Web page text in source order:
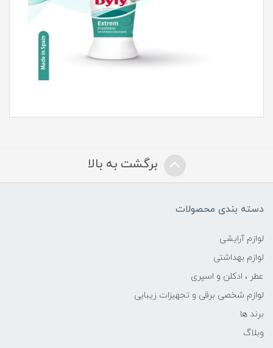
برگشت به بالا
دسته بندی محصولات
لوازم آرایشی
لوازم بهداشتی
عطر ، ادکلن و اسپری
لوازم شخصی برقی و تجهیزات زیبایی
برند ها
وبلاگ